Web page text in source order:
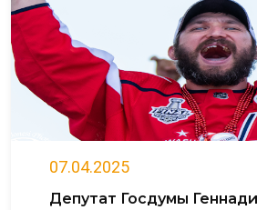
07.04.2025
Депутат Госдумы